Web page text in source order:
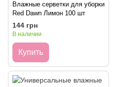
Влажные серветки для уборки
Red Dawn Лимон 100 шт
144 грн
В наличии
Купить